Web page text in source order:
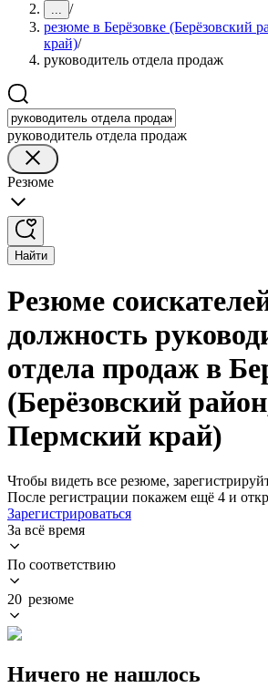
... /
резюме в Берёзовке (Берёзовский
край)/
руководитель отдела продаж
руководитель отдела продаж
Резюме
Найти
Резюме
должность
отдела продаж в
(Берёзовский
Пермский край)
Чтобы видеть все резюме,
После регистрации покажем ещё 4 и
Зарегистрироваться
За всё время
По соответствию
20 резюме
Ничего не нашлось